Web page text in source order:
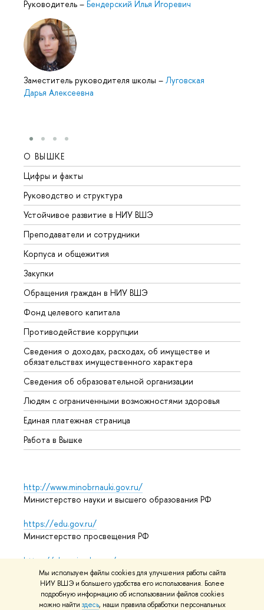
Мы используем файлы cookies для улучшения работы сайта
НИУ ВШЭ и большего удобства его использования. Более
подробную информацию об использовании файлов cookies
можно найти здесь, наши правила обработки персональных
Руководитель – Бендерский Илья Игоревич
Заместитель руководителя школы – Луговская
Дарья Алексеевна
О ВЫШКЕ
Цифры и факты
Руководство и структура
Устойчивое развитие в НИУ ВШЭ
Преподаватели и сотрудники
Корпуса и общежития
Закупки
Обращения граждан в НИУ ВШЭ
Фонд целевого капитала
Противодействие коррупции
Сведения о доходах, расходах, об имуществе и
обязательствах имущественного характера
Сведения об образовательной организации
Людям с ограниченными возможностями здоровья
Единая платежная страница
Работа в Вышке
http://www.minobrnauki.gov.ru/
Министерство науки и высшего образования РФ
https://edu.gov.ru/
Министерство просвещения РФ
https://elearning.hse.ru/mooc
Массовые открытые онлайн-курсы